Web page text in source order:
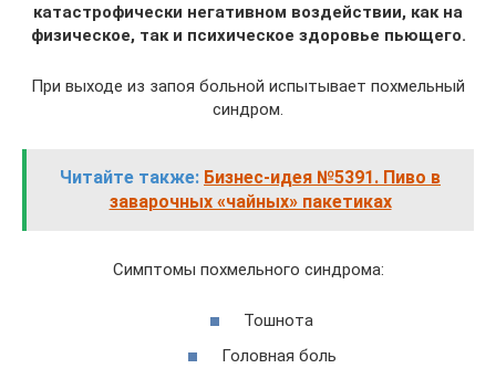
катастрофически негативном воздействии, как на
физическое, так и психическое здоровье пьющего.
При выходе из запоя больной испытывает похмельный
синдром.
Читайте также: Бизнес-идея №5391. Пиво в
заварочных «чайных» пакетиках
Симптомы похмельного синдрома:
Тошнота
Головная боль